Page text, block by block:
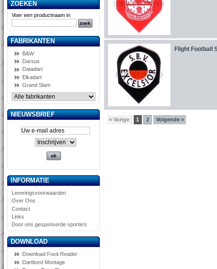
ZOEKEN
Voer een productnaam in
FABRIKANTEN
B&W
Darsus
Datadart
Elkadart
Grand Slam
NIEUWSBRIEF
INFORMATIE
Leveringsvoorwaarden
Over Ons
Contact
Links
Door ons gesponserde sporters
DOWNLOAD
Download Foxit Reader
Dartbord Montage
Flight Football
« Vorige 1 2 Volgende »